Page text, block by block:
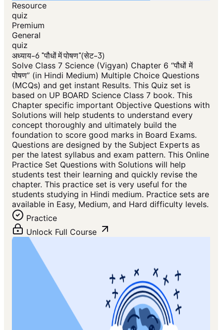
Resource
quiz
Premium
General
quiz
अध्याय-6 "पौधों में पोषण"(सेट-3)
Solve Class 7 Science (Vigyan) Chapter 6 “पौधों में
पोषण” (in Hindi Medium) Multiple Choice Questions
(MCQs) and get instant Results. This Quiz set is
based on UP BOARD Science Class 7 book. This
Chapter specific important Objective Questions with
Solutions will help students to understand every
concept thoroughly and ultimately build the
foundation to score good marks in Board Exams.
Questions are designed by the Subject Experts as
per the latest syllabus and exam pattern. This Online
Practice Set Questions with Solutions will help
students test their learning and quickly revise the
chapter. This practice set is very useful for the
students studying in Hindi medium. Practice sets are
available in Easy, Medium, and Hard difficulty levels.
Practice
Unlock Full Course